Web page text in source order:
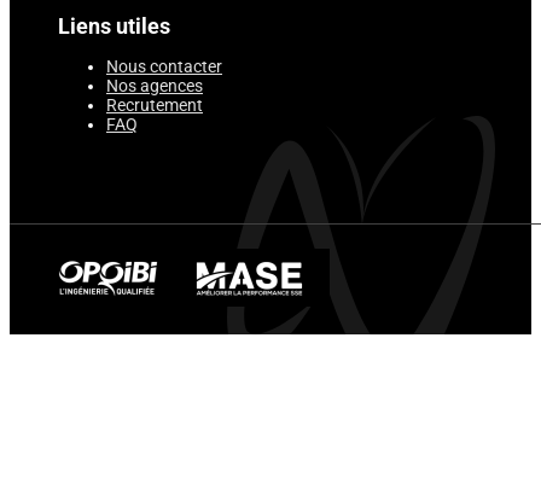
Liens utiles
Nous contacter
Nos agences
Recrutement
FAQ